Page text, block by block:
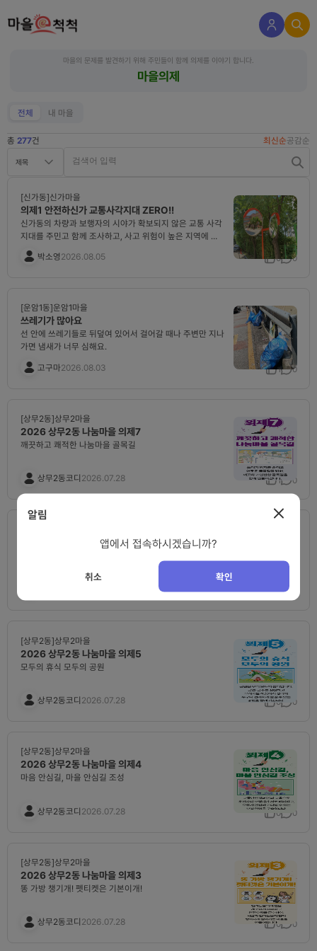
알림
앱에서 접속하시겠습니까?
취소 확인
마을의 문제를 발견하기 위해 주민들이 함께 의제를 이야기 합니다.
마을의제
전체 내 마을
총 277건 최신순공감순
제목
[신가동]신가마을
의제1 안전하신가 교통사각지대 ZERO!!
신가동의 차량과 보행자의 시야가 확보되지 않은 교통 사각
지대를 주민고 함께 조사하고, 사고 위험이 높은 지역에 반
사경을 설치
박소영 2026.08.05 0 0
[운암1동]운암1마을
쓰레기가 많아요
선 안에 쓰레기들로 뒤덮여 있어서 걸어갈 때나 주변만 지나
가면 냄새가 너무 심해요.
고구마2026.08.03 1 0
[상무2동]상무2마을
2026 상무2동 나눔마을 의제7
깨끗하고 쾌적한 나눔마을 골목길
상무2동코디 2026.07.28 1 0
2026 상무2동 나눔마을 의제6
0
[상무2동]상무2마을
2026 상무2동 나눔마을 의제5
모두의 휴식 모두의 공원
상무2동코디 2026.07.28 0 0
[상무2동]상무2마을
2026 상무2동 나눔마을 의제4
마음 안심길, 마을 안심길 조성
상무2동코디 2026.07.28 0 0
[상무2동]상무2마을
2026 상무2동 나눔마을 의제3
똥 가방 챙기개! 펫티켓은 기본이개!
상무2동코디 2026.07.28 0 0